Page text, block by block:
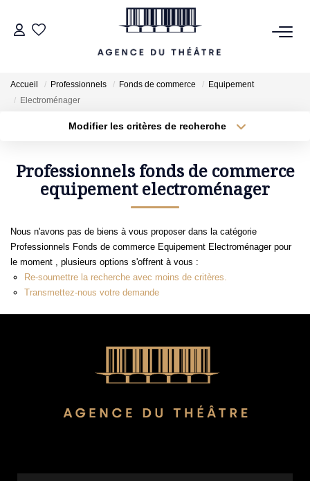
NOTRE AGENCE
NOUS CONTACTER
Accueil Professionnels Fonds de commerce
Equipement
Electroménager
Modifier les critères de recherche
Type de transaction Localisation
Sélectionnez... Surface min
Créer une alerte
Professionnels fonds de commerce
equipement electroménager
Nous n'avons pas de biens à vous proposer dans la catégorie
Professionnels Fonds de commerce Equipement Electroménager pour
le moment , plusieurs options s'offrent à vous :
Re-soumettre la recherche avec moins de critères.
Transmettez-nous votre demande